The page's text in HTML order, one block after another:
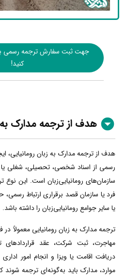
جهت ثبت سفارش ترجمه رسمی
کنید!
هدف از ترجمه مدارک
هدف از ترجمه مدارک به زبان رومانیایی،
رسمی از اسناد شخصی، تحصیلی، شغلی یا
سازمان‌های رومانیایی‌زبان است. این نوع
فرد یا سازمان قصد برقراری ارتباط رسمی،
یا سایر جوامع رومانیایی‌زبان را داشته باشد.
ترجمه مدارک به زبان رومانیایی معمولاً در
مهاجرت، ثبت شرکت، عقد قراردادهای
دریافت اقامت یا ویزا و انجام امور اداری
موارد، مدارک باید به‌گونه‌ای ترجمه شوند